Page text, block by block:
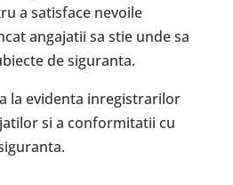
a satisface nevoile
angajatii sa stie unde sa
de siguranta.
la evidenta inregistrarilor
si a conformitatii cu